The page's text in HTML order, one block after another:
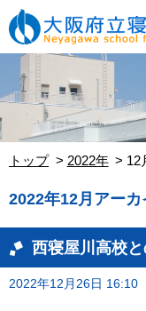
トップ 2022年 12
2022年12月アーカ
西寝屋川高校と
2022年12月26日 16:10